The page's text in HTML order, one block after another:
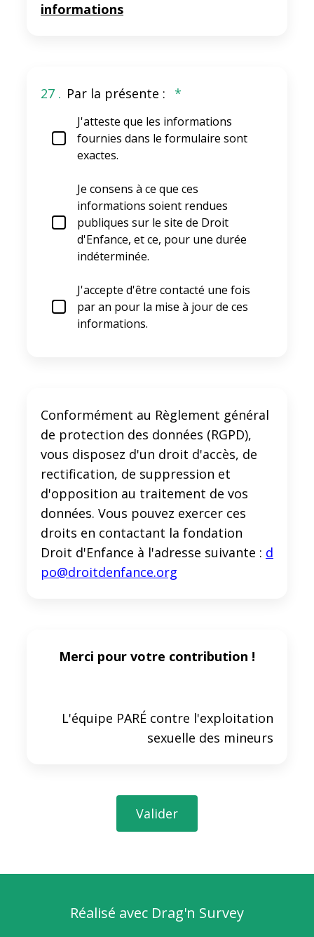
informations
27 . Par la présente : *
J'atteste que les informations
fournies dans le formulaire sont
exactes.
Je consens à ce que ces
informations soient rendues
publiques sur le site de Droit
d'Enfance, et ce, pour une durée
indéterminée.
J'accepte d'être contacté une fois
par an pour la mise à jour de ces
informations.
Conformément au Règlement général
de protection des données (RGPD),
vous disposez d'un droit d'accès, de
rectification, de suppression et
d'opposition au traitement de vos
données. Vous pouvez exercer ces
droits en contactant la fondation
Droit d'Enfance à l'adresse suivante : d
po@droitdenfance.org
Merci pour votre contribution !
L'équipe PARÉ contre l'exploitation
sexuelle des mineurs
Valider
Réalisé avec Drag'n Survey